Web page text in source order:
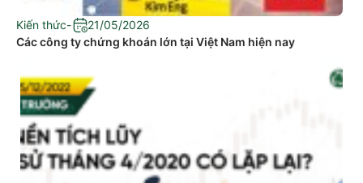
Kiến thức-
21/05/2026
Các công ty chứng khoán lớn tại Việt Nam hiện nay